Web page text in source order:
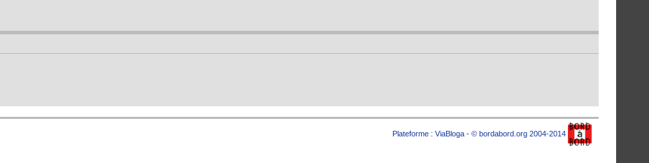
Plateforme : ViaBloga - © bordabord.org 2004-2014